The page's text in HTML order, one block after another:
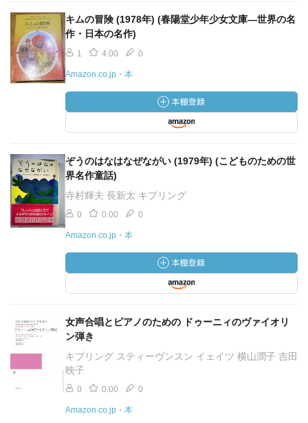
キムの冒険 (1978年) (春陽堂少年少女文庫―世界の名
作・日本の名作)
1 4.00 0
Amazon.co.jp・本
ぞうのはなはなぜながい (1979年) (こどものための世
界名作童話)
寺村輝夫 長新太 キプリング
0 0.00 0
Amazon.co.jp・本
女声合唱とピアノのための ドゥーニィのヴァイオリ
ン弾き
キプリング スティーヴンスン イェイツ 横山潤子 吉田
映子
0 0.00 0
Amazon.co.jp・本